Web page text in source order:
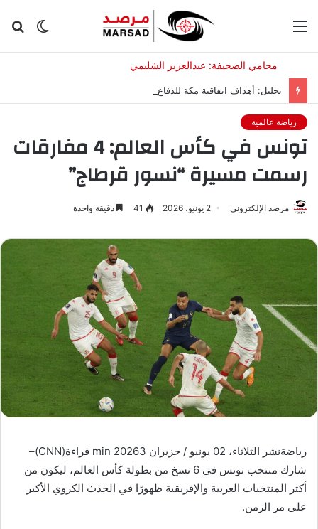
الوضع
رياضة عالمية
تونس في كأس العالم: 4 مفارقات
رسمت مسيرة “نسور قرطاج”
مرصد الإلكتروني 2 يونيو، 2026 41 دقيقة واحدة
رياضةنشر الثلاثاء، 02 يونيو / حزيران 20263 min قراءة(CNN)–
شارك منتخب تونس في 6 نسخ من بطولة كأس العالم، ليكون من
أكثر المنتخبات العربية والإفريقية ظهورًا في الحدث الكروي الأكبر
على مر الزمن.